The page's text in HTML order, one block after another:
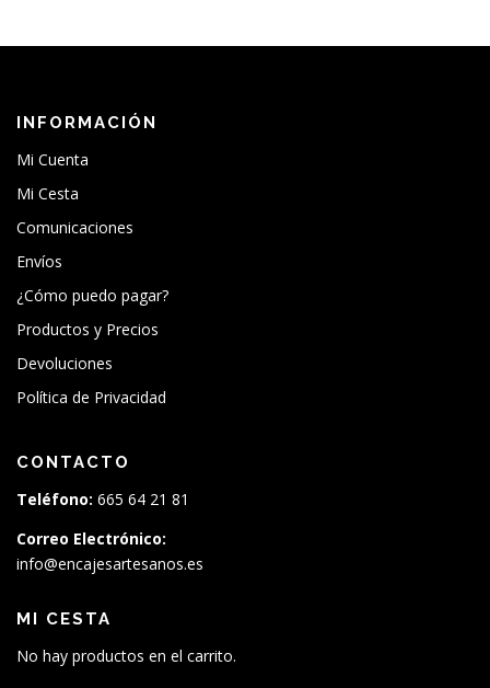
INFORMACIÓN
Mi Cuenta
Mi Cesta
Comunicaciones
Envíos
¿Cómo puedo pagar?
Productos y Precios
Devoluciones
Política de Privacidad
CONTACTO
Teléfono: 665 64 21 81
Correo Electrónico:
info@encajesartesanos.es
MI CESTA
No hay productos en el carrito.